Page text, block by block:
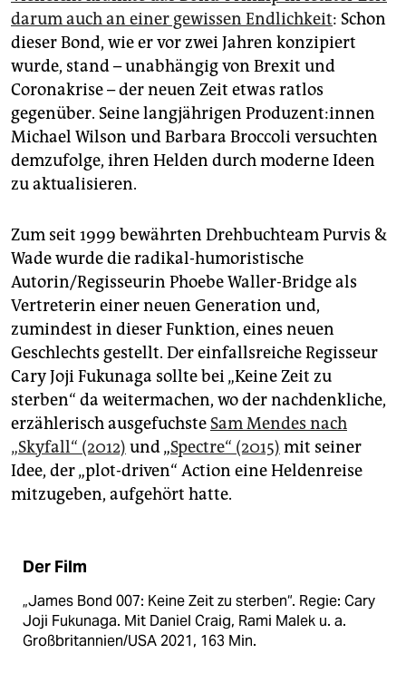
darum auch an einer gewissen Endlichkeit: Schon
dieser Bond, wie er vor zwei Jahren konzipiert
wurde, stand – unabhängig von Brexit und
Coronakrise – der neuen Zeit etwas ratlos
gegenüber. Seine langjährigen Pro­du­zen­t:in­nen
Michael Wilson und Barbara Broccoli versuchten
demzufolge, ihren Helden durch moderne Ideen
zu aktualisieren.
Zum seit 1999 bewährten Drehbuchteam Purvis &
Wade wurde die radikal-humoristische
Autorin/Regisseurin Phoebe Waller-Bridge als
Vertreterin einer neuen Generation und,
zumindest in dieser Funktion, eines neuen
Geschlechts gestellt. Der einfallsreiche Regisseur
Cary Joji Fukunaga sollte bei „Keine Zeit zu
sterben“ da weitermachen, wo der nachdenkliche,
erzählerisch ausgefuchste Sam Mendes nach
„Skyfall“ (2012) und „Spectre“ (2015) mit seiner
Idee, der „plot-driven“ Action eine Heldenreise
mitzugeben, aufgehört hatte.
Der Film
„James Bond 007: Keine Zeit zu sterben“. Regie: Cary
Joji Fukunaga. Mit Daniel Craig, Rami Malek u. a.
Großbritannien/USA 2021, 163 Min.